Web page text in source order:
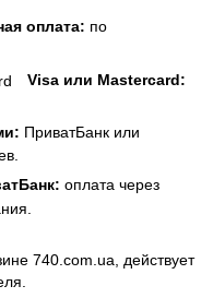
оплата: по
Visa или Mastercard:
ПриватБанк или
оплата через
740.com.ua, действует